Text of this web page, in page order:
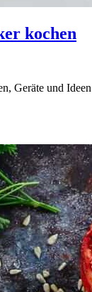
kochen
Geräte und